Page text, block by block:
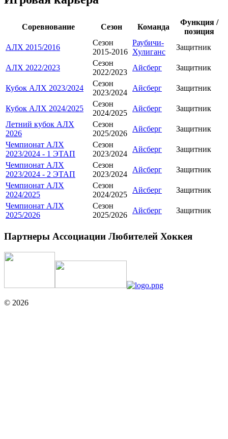
Соревнование Сезон Команда
Функция /
позиция
АЛХ 2015/2016
Сезон
2015-2016
Раубичи-
Хулиганс
Защитник
АЛХ 2022/2023
Сезон
2022/2023
Айсберг Защитник
Кубок АЛХ 2023/2024
Сезон
2023/2024
Айсберг Защитник
Кубок АЛХ 2024/2025
Сезон
2024/2025
Айсберг
Защитник
Летний кубок АЛХ
2026
Сезон
2025/2026
Айсберг
Защитник
Чемпионат АЛХ
2023/2024 - 1 ЭТАП
Сезон
2023/2024
Айсберг
Защитник
Чемпионат АЛХ
2023/2024 - 2 ЭТАП
Сезон
2023/2024
Айсберг
Защитник
Чемпионат АЛХ
2024/2025
Сезон
2024/2025
Айсберг
Защитник
Чемпионат АЛХ
2025/2026
Сезон
2025/2026
Айсберг Защитник
Партнеры Ассоциации Любителей Хоккея
© 2026